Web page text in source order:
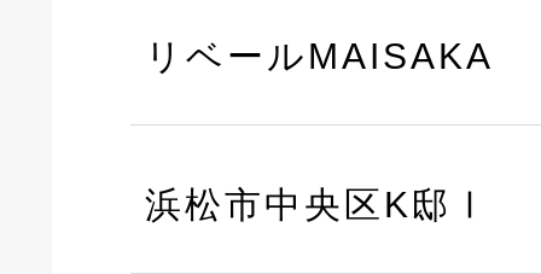
リベールMAISAKA
浜松市中央区K邸Ⅰ